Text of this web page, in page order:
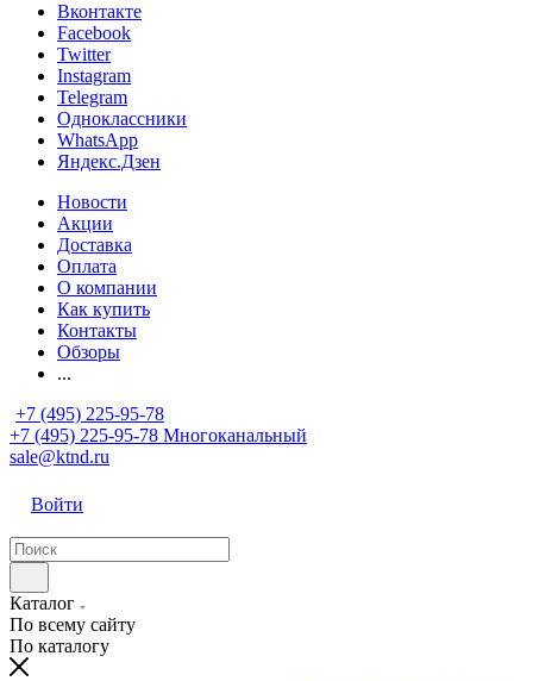
Вконтакте
Facebook
Twitter
Instagram
Telegram
Одноклассники
WhatsApp
Яндекс.Дзен
Новости
Акции
Доставка
Оплата
О компании
Как купить
Контакты
Обзоры
...
+7 (495) 225-95-78
+7 (495) 225-95-78 Многоканальный
sale@ktnd.ru
Войти
Каталог
По всему сайту
По каталогу